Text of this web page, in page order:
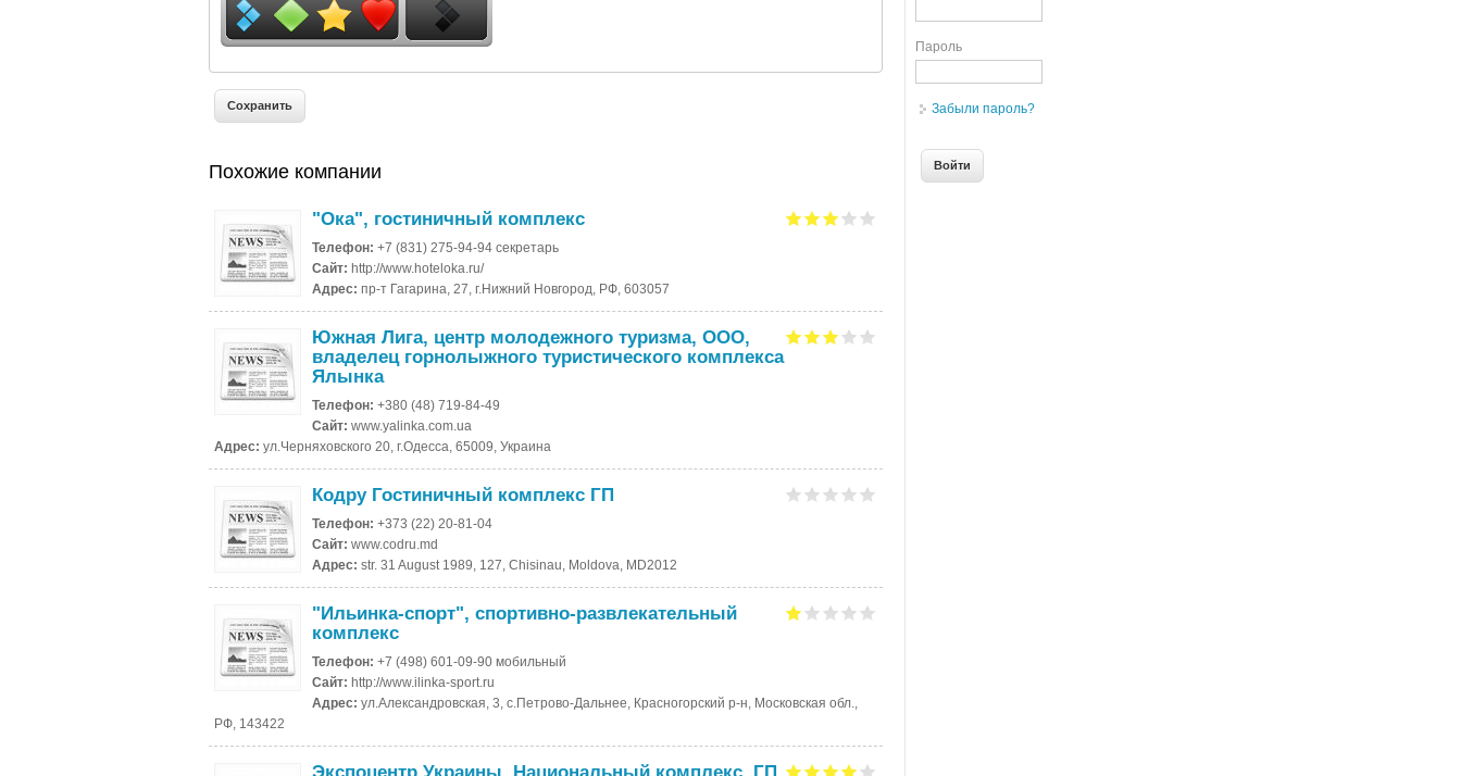
Похожие компании
"Ока", гостиничный комплекс
Телефон: +7 (831) 275-94-94 секретарь
Сайт: http://www.hoteloka.ru/
Адрес: пр-т Гагарина, 27, г.Нижний Новгород, РФ, 603057
Южная Лига, центр молодежного туризма, ООО,
владелец горнолыжного туристического комплекса
Ялынка
Телефон: +380 (48) 719-84-49
Сайт: www.yalinka.com.ua
Адрес: ул.Черняховского 20, г.Одесса, 65009, Украина
Кодру Гостиничный комплекс ГП
Телефон: +373 (22) 20-81-04
Сайт: www.codru.md
Адрес: str. 31 August 1989, 127, Chisinau, Moldova, MD2012
"Ильинка-спорт", спортивно-развлекательный
комплекс
Телефон: +7 (498) 601-09-90 мобильный
Сайт: http://www.ilinka-sport.ru
Адрес: ул.Александровская, 3, с.Петрово-Дальнее, Красногорский р-н, Московская обл.,
РФ, 143422
Пароль
Забыли пароль?